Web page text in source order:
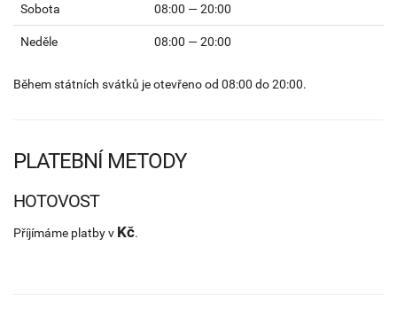
Sobota 08:00 — 20:00
Neděle 08:00 — 20:00
Během státních svátků je otevřeno od 08:00 do 20:00.
PLATEBNÍ METODY
HOTOVOST
Příjímáme platby v Kč.